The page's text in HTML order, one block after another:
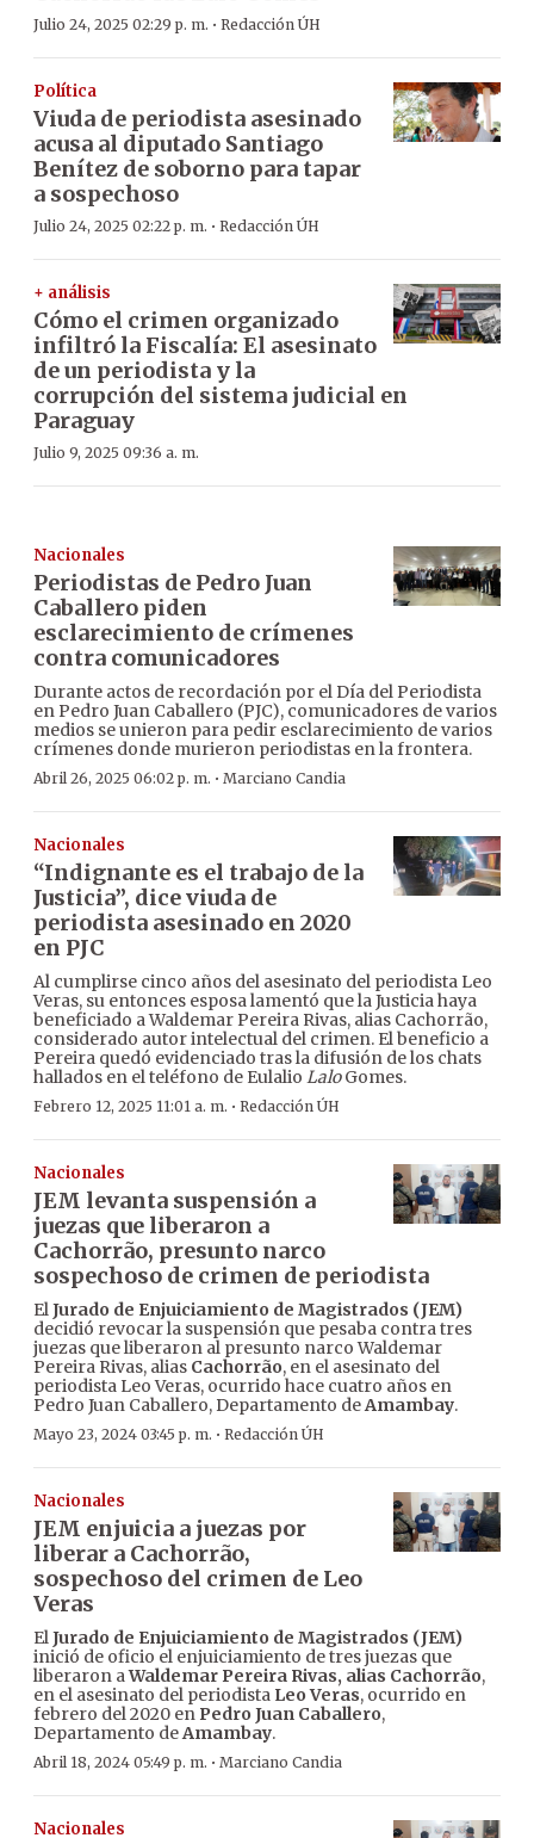
Julio 24, 2025 02:29 p. m. · Redacción ÚH
Política
Viuda de periodista asesinado
acusa al diputado Santiago
Benítez de soborno para tapar
a sospechoso
Julio 24, 2025 02:22 p. m. · Redacción ÚH
+ análisis
Cómo el crimen organizado
infiltró la Fiscalía: El asesinato
de un periodista y la
corrupción del sistema judicial en
Paraguay
Julio 9, 2025 09:36 a. m.
Nacionales
Periodistas de Pedro Juan
Caballero piden
esclarecimiento de crímenes
contra comunicadores
Durante actos de recordación por el Día del Periodista
en Pedro Juan Caballero (PJC), comunicadores de varios
medios se unieron para pedir esclarecimiento de varios
crímenes donde murieron periodistas en la frontera.
Abril 26, 2025 06:02 p. m. · Marciano Candia
Nacionales
“Indignante es el trabajo de la
Justicia”, dice viuda de
periodista asesinado en 2020
en PJC
Al cumplirse cinco años del asesinato del periodista Leo
Veras, su entonces esposa lamentó que la Justicia haya
beneficiado a Waldemar Pereira Rivas, alias Cachorrão,
considerado autor intelectual del crimen. El beneficio a
Pereira quedó evidenciado tras la difusión de los chats
hallados en el teléfono de Eulalio LaloGomes.
Febrero 12, 2025 11:01 a. m. · Redacción ÚH
Nacionales
JEM levanta suspensión a
juezas que liberaron a
Cachorrão, presunto narco
sospechoso de crimen de periodista
ElJurado de Enjuiciamiento de Magistrados (JEM)
decidió revocar la suspensión que pesaba contra tres
juezas que liberaron al presunto narco Waldemar
Pereira Rivas, alias Cachorrão, en el asesinato del
periodista Leo Veras, ocurrido hace cuatro años en
Pedro Juan Caballero, Departamento deAmambay.
Mayo 23, 2024 03:45 p. m. · Redacción ÚH
Nacionales
JEM enjuicia a juezas por
liberar a Cachorrão,
sospechoso del crimen de Leo
Veras
ElJurado de Enjuiciamiento de Magistrados (JEM)
inició de oficio el enjuiciamiento de tres juezas que
liberaron aWaldemar Pereira Rivas, alias Cachorrão,
en el asesinato del periodista Leo Veras, ocurrido en
febrero del 2020 en Pedro Juan Caballero,
Departamento deAmambay.
Abril 18, 2024 05:49 p. m. · Marciano Candia
Nacionales